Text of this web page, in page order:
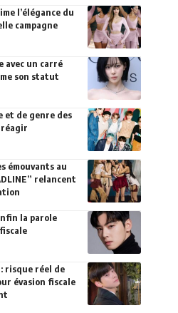
l’élégance du
campagne
avec un carré
son statut
et de genre des
réagir
émouvants au
relancent
la parole
risque réel de
évasion fiscale